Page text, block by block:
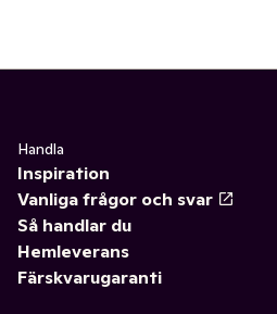
Handla
Inspiration
Vanliga frågor och svar
Så handlar du
Hemleverans
Färskvarugaranti